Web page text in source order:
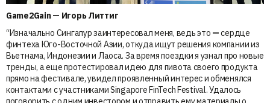
Game2Gain — Игорь Литтиг
“Изначально Сингапур заинтересовал меня, ведь это —сердце
финтеха Юго-Восточной Азии, откуда ищут решения компании из
Вьетнама, Индонезии и Лаоса. За время поездки я узнал про новые
тренды, а еще протестировал идею для пивота своего продукта
прямо на фестивале, увидел проявленный интерес и обменялся
контактами с участниками Singapore FinTech Festival. Удалось